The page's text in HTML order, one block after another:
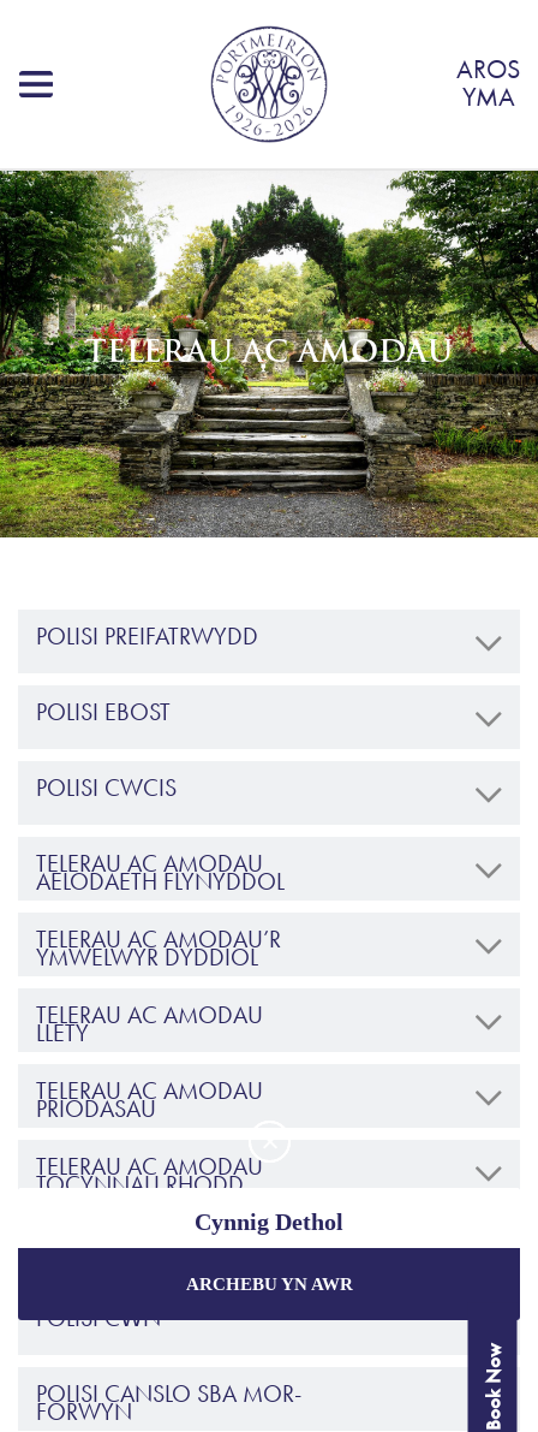
AROS
YMA
TELERAU AC AMODAU
POLISI PREIFATRWYDD
POLISI EBOST
POLISI CWCIS
TELERAU AC AMODAU
AELODAETH FLYNYDDOL
TELERAU AC AMODAU’R
YMWELWYR DYDDIOL
TELERAU AC AMODAU
LLETY
TELERAU AC AMODAU
PRIODASAU
TELERAU AC AMODAU
TOCYNNAU RHODD
POLISI AMGYLCHEDDOL
POLISI CŴN
POLISI CANSLO SBA MOR-
FORWYN
Book Now
Cynnig Dethol
Manteisiwch ar y prisiau gorau a chynigion arbennig
wrth archebu trwy'r wefan swyddogol.
ARCHEBU YN AWR